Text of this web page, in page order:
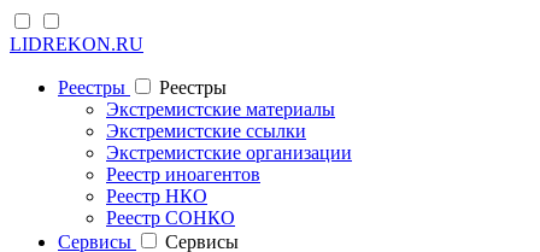
LIDREKON.RU
Реестры
Реестры
Экстремистские материалы
Экстремистские ссылки
Экстремистские организации
Реестр иноагентов
Реестр НКО
Реестр СОНКО
Cервисы
Cервисы